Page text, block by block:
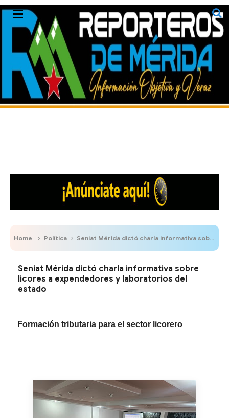
Home Política Seniat Mérida dictó charla informativa sobre licores a expendedores y laboratorios del estado
Seniat Mérida dictó charla informativa sobre
licores a expendedores y laboratorios del
estado
Formación tributaria para el sector licorero